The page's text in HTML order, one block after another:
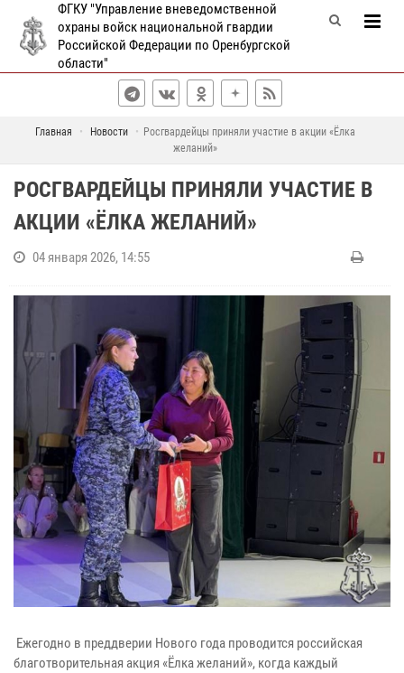
ФГКУ "Управление вневедомственной
охраны войск национальной гвардии
Российской Федерации по Оренбургской
области"
Главная Новости
Росгвардейцы приняли участие в акции «Ёлка
желаний»
РОСГВАРДЕЙЦЫ ПРИНЯЛИ УЧАСТИЕ В
АКЦИИ «ЁЛКА ЖЕЛАНИЙ»
04 января 2026, 14:55
Ежегодно в преддверии Нового года проводится российская
благотворительная акция «Ёлка желаний», когда каждый